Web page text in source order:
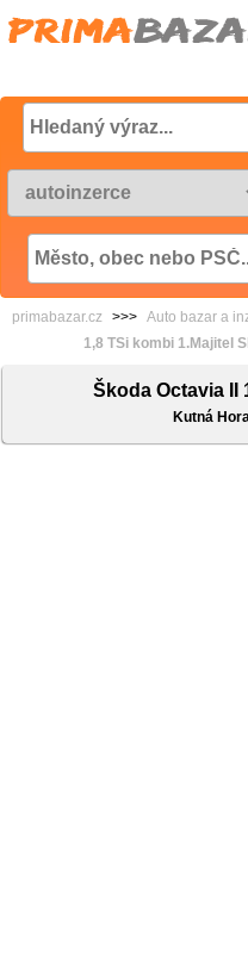
primabazar.cz >>> Auto bazar a
1,8 TSi kombi 1.Majitel
Škoda Octavia II
Kutná